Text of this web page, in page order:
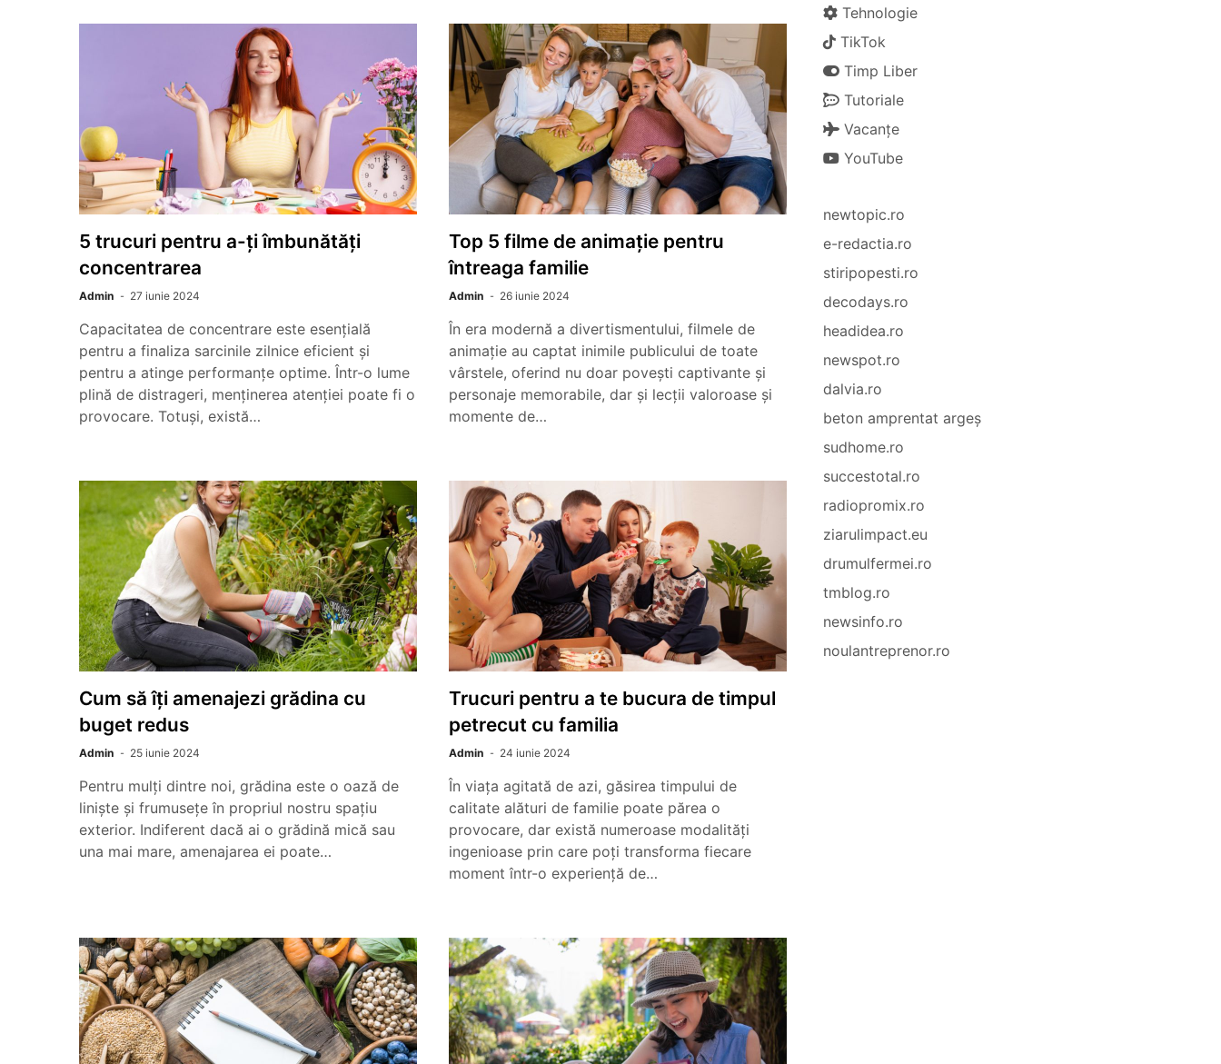
5 trucuri pentru a-ți îmbunătăți
concentrarea
Admin 27 iunie 2024
Capacitatea de concentrare este esențială
pentru a finaliza sarcinile zilnice eficient și
pentru a atinge performanțe optime. Într-o lume
plină de distrageri, menținerea atenției poate fi o
provocare. Totuși, există…
Top 5 filme de animație pentru
întreaga familie
Admin 26 iunie 2024
În era modernă a divertismentului, filmele de
animație au captat inimile publicului de toate
vârstele, oferind nu doar povești captivante și
personaje memorabile, dar și lecții valoroase și
momente de…
Cum să îți amenajezi grădina cu
buget redus
Admin 25 iunie 2024
Pentru mulți dintre noi, grădina este o oază de
liniște și frumusețe în propriul nostru spațiu
exterior. Indiferent dacă ai o grădină mică sau
una mai mare, amenajarea ei poate…
Trucuri pentru a te bucura de timpul
petrecut cu familia
Admin 24 iunie 2024
În viața agitată de azi, găsirea timpului de
calitate alături de familie poate părea o
provocare, dar există numeroase modalități
ingenioase prin care poți transforma fiecare
moment într-o experiență de…
Tehnologie
TikTok
Timp Liber
Tutoriale
Vacanțe
YouTube
newtopic.ro
e-redactia.ro
stiripopesti.ro
decodays.ro
headidea.ro
newspot.ro
dalvia.ro
beton amprentat argeș
sudhome.ro
succestotal.ro
radiopromix.ro
ziarulimpact.eu
drumulfermei.ro
tmblog.ro
newsinfo.ro
noulantreprenor.ro